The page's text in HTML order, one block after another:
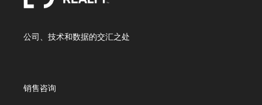
公司、技术和数据的交汇之处
销售咨询